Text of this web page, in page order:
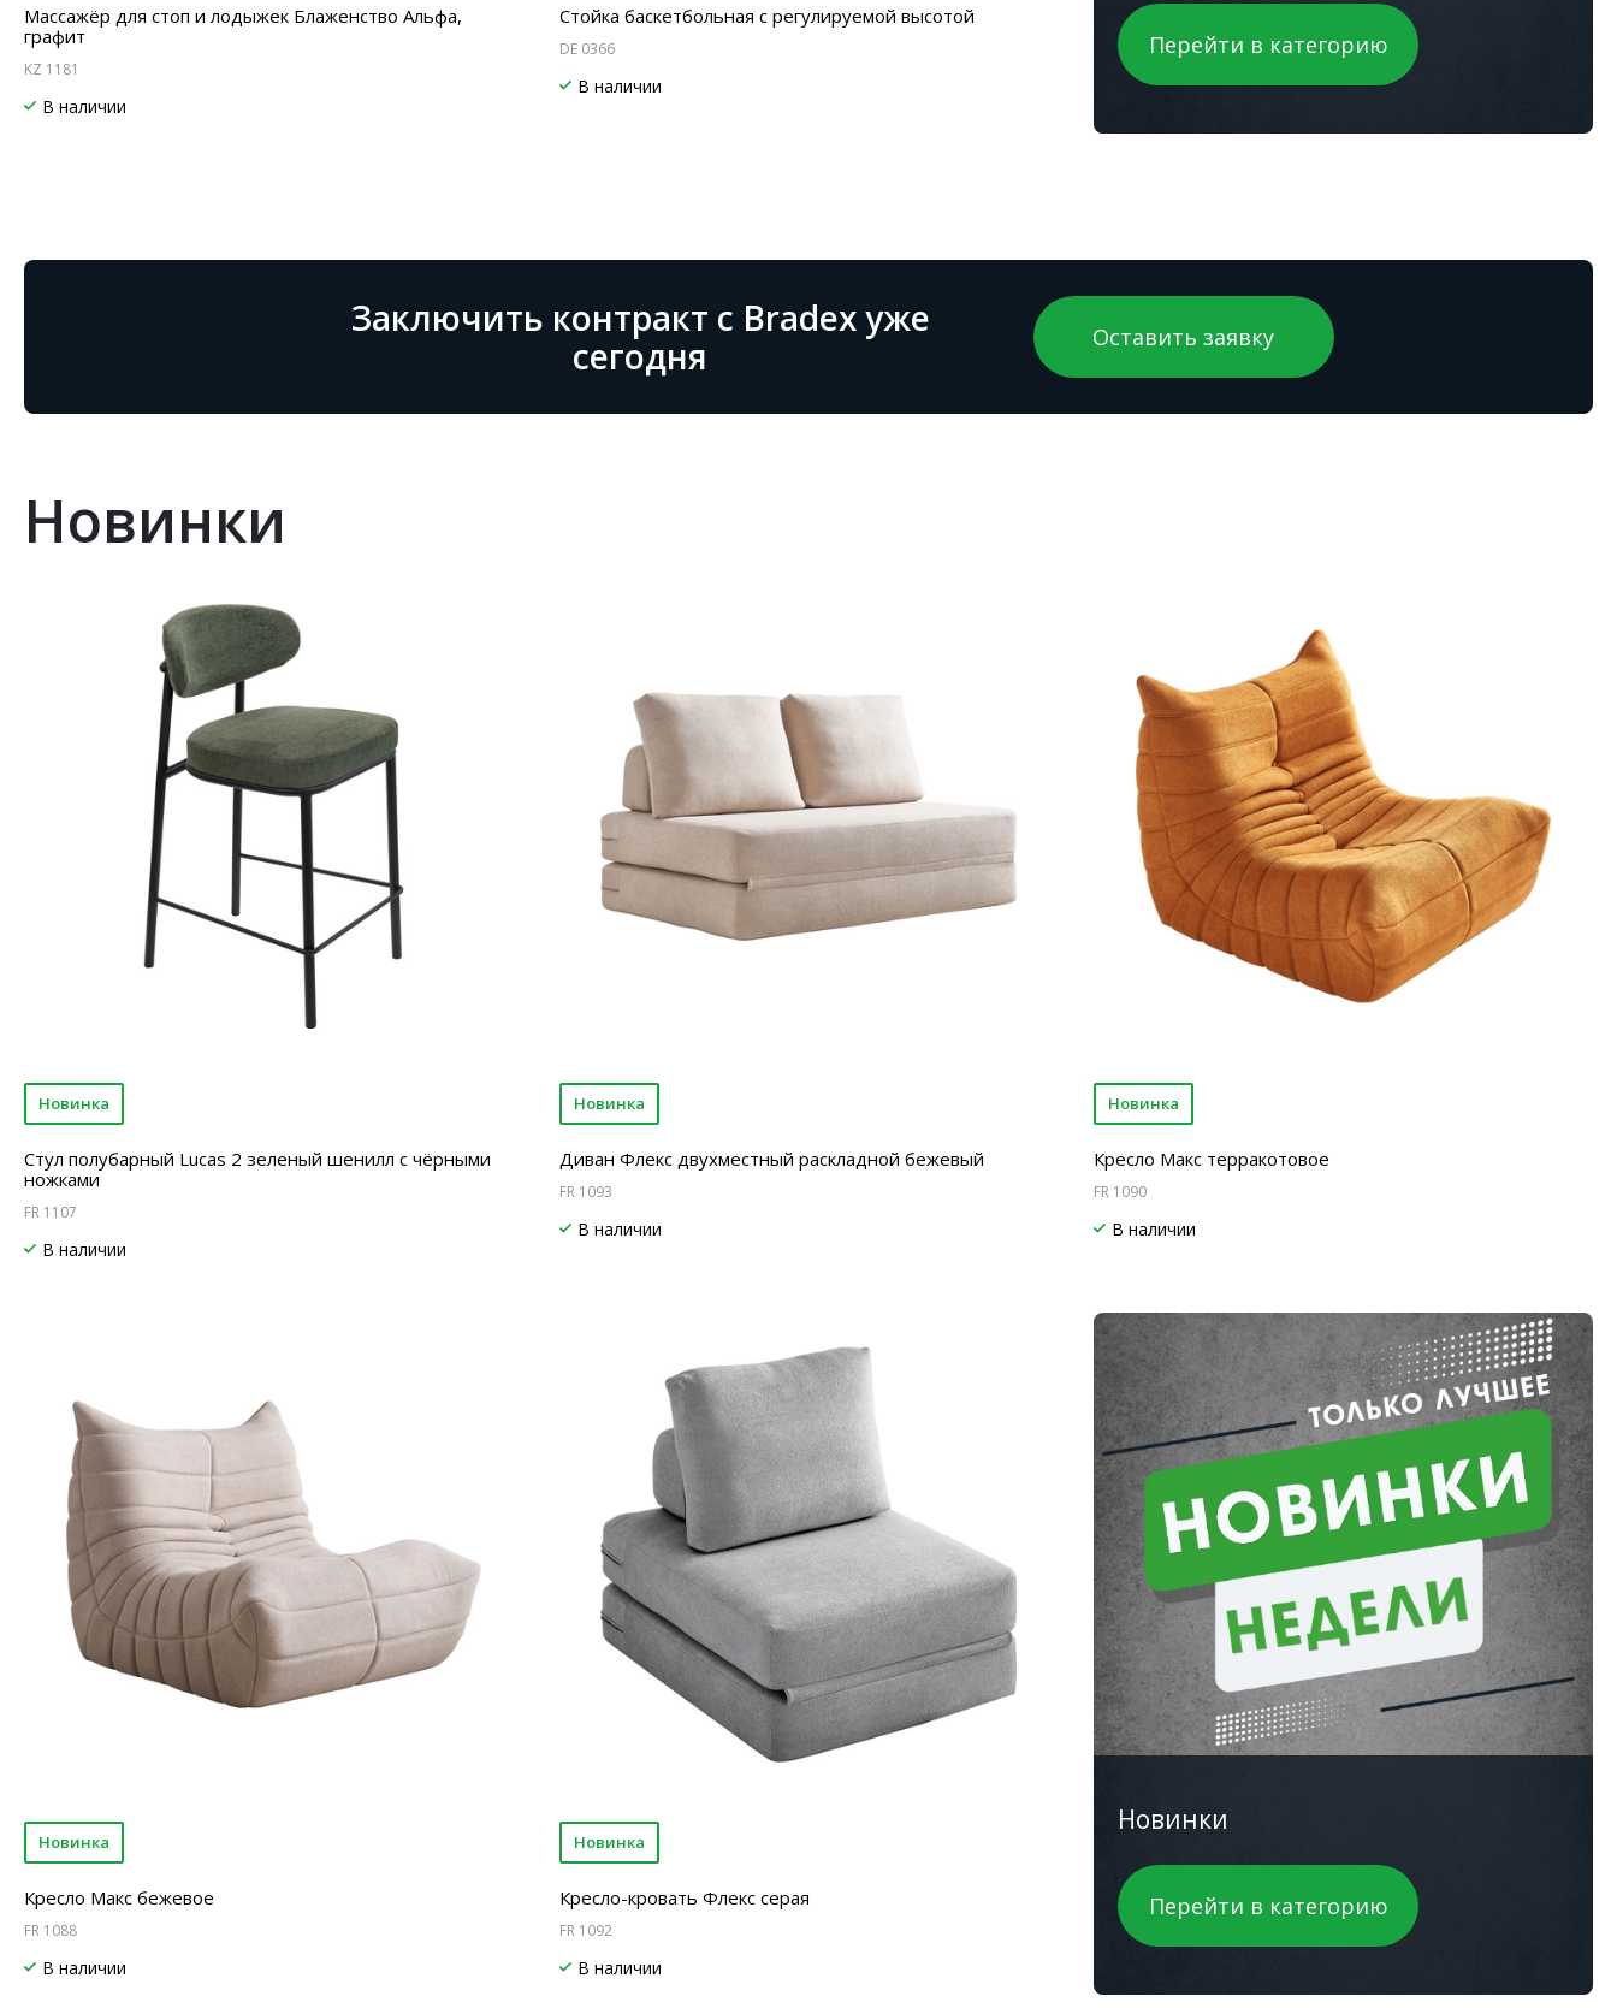
Массажёр для стоп и лодыжек Блаженство Альфа,
графит
KZ 1181
В наличии
Стойка баскетбольная с регулируемой высотой
DE 0366
В наличии
Перейти в категорию
Заключить контракт с Bradex уже
сегодня
Оставить заявку
Новинки
Новинка
Стул полубарный Lucas 2 зеленый шенилл с чёрными
ножками
FR 1107
В наличии
Новинка
Диван Флекс двухместный раскладной бежевый
FR 1093
В наличии
Новинка
Кресло Макс терракотовое
FR 1090
В наличии
Новинка
Кресло Макс бежевое
FR 1088
В наличии
Новинка
Кресло-кровать Флекс серая
FR 1092
В наличии
Новинки
Перейти в категорию